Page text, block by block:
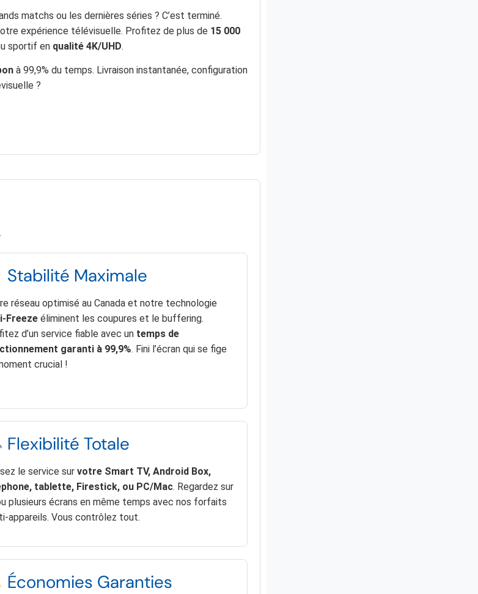
matchs ou les dernières séries ? C’est terminé.
expérience télévisuelle. Profitez de plus de 15 000
sportif en qualité 4K/UHD.
à 99,9% du temps. Livraison instantanée, configuration
?
Stabilité Maximale
réseau optimisé au Canada et notre technologie
Freeze éliminent les coupures et le buffering.
d’un service fiable avec un temps de
garanti à 99,9%. Fini l’écran qui se fige
crucial !
Flexibilité Totale
le service sur votre Smart TV, Android Box,
tablette, Firestick, ou PC/Mac. Regardez sur
plusieurs écrans en même temps avec nos forfaits
appareils. Vous contrôlez tout.
Économies Garanties